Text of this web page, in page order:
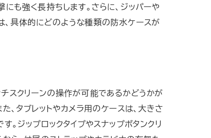
も強く長持ちします。さらに、ジッパーや
、具体的にどのような種類の防水ケースが
スクリーンの操作が可能であるかどうかが
、タブレットやカメラ用のケースは、大きさ
。ジップロックタイプやスナップボタンクリ